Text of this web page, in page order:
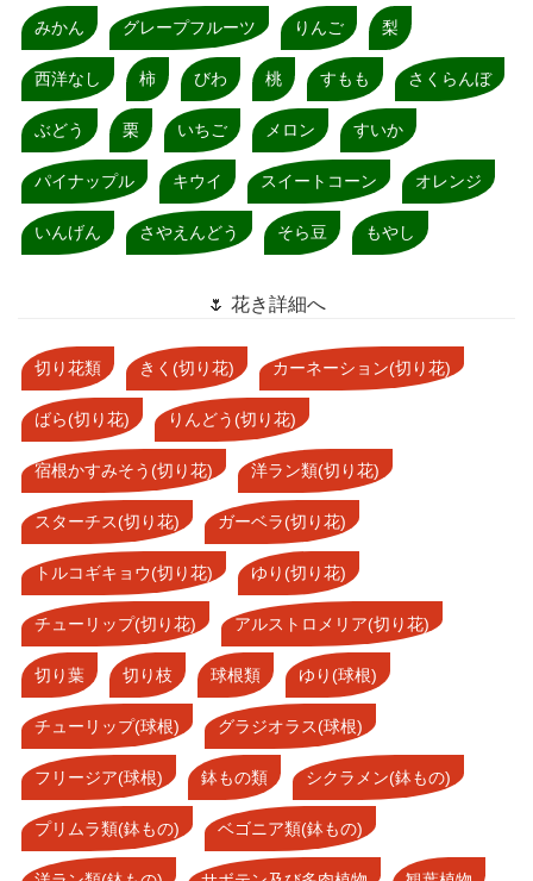
みかん グレープフルーツ りんご 梨
西洋なし 柿 びわ 桃 すもも さくらんぼ
ぶどう 栗 いちご メロン すいか
パイナップル キウイ スイートコーン オレンジ
いんげん さやえんどう そら豆 もやし
🌷 花き詳細へ
切り花類 きく(切り花) カーネーション(切り花)
ばら(切り花) りんどう(切り花)
宿根かすみそう(切り花) 洋ラン類(切り花)
スターチス(切り花) ガーベラ(切り花)
トルコギキョウ(切り花) ゆり(切り花)
チューリップ(切り花) アルストロメリア(切り花)
切り葉 切り枝 球根類 ゆり(球根)
チューリップ(球根) グラジオラス(球根)
フリージア(球根) 鉢もの類 シクラメン(鉢もの)
プリムラ類(鉢もの) ベゴニア類(鉢もの)